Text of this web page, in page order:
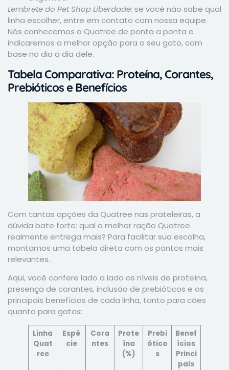
Lembrete do Pet Shop Liberdade: se você não sabe qual
linha escolher, entre em contato com nossa equipe.
Nós conhecemos a Quatree de ponta a ponta e
indicaremos a melhor opção para o seu gato, com
base no dia a dia dele.
Tabela Comparativa: Proteína, Corantes,
Prebióticos e Benefícios
Com tantas opções da Quatree nas prateleiras, a
dúvida bate forte: qual a melhor ração Quatree
realmente entrega mais? Para facilitar sua escolha,
montamos uma tabela direta com os pontos mais
relevantes.
Aqui, você confere lado a lado os níveis de proteína,
presença de corantes, inclusão de prebióticos e os
principais benefícios de cada linha, tanto para cães
quanto para gatos:
Linha
Quat
ree
Espé
cie
Cora
ntes
Prote
ína
(%)
Prebi
ótico
s
Benef
ícios
Princi
pais